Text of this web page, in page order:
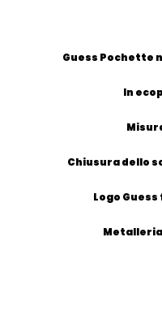
Guess Pochette
In
Chiusura dello
Logo